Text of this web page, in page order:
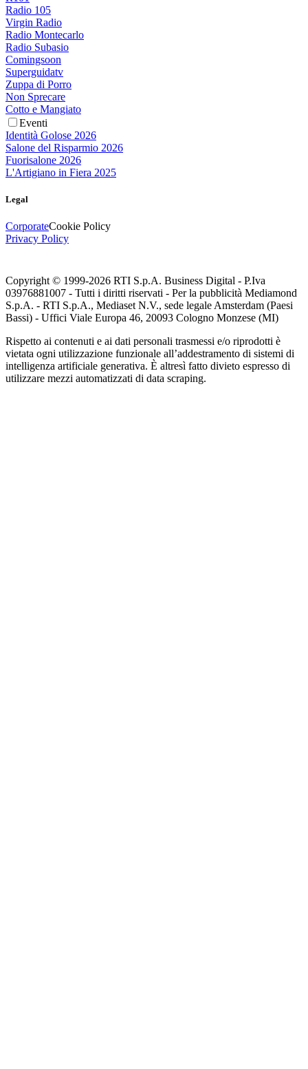
Radio 105
Virgin Radio
Radio Montecarlo
Radio Subasio
Comingsoon
Superguidatv
Zuppa di Porro
Non Sprecare
Cotto e Mangiato
Eventi
Identità Golose 2026
Salone del Risparmio 2026
Fuorisalone 2026
L'Artigiano in Fiera 2025
Legal
CorporateCookie Policy
Privacy Policy
Copyright © 1999-2026 RTI S.p.A. Business Digital - P.Iva
03976881007 - Tutti i diritti riservati - Per la pubblicità Mediamond
S.p.A. - RTI S.p.A., Mediaset N.V., sede legale Amsterdam (Paesi
Bassi) - Uffici Viale Europa 46, 20093 Cologno Monzese (MI)
Rispetto ai contenuti e ai dati personali trasmessi e/o riprodotti è
vietata ogni utilizzazione funzionale all’addestramento di sistemi di
intelligenza artificiale generativa. È altresì fatto divieto espresso di
utilizzare mezzi automatizzati di data scraping.